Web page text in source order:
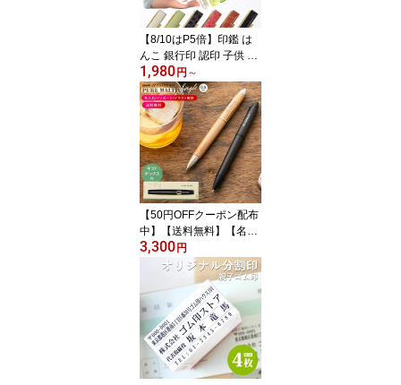
ト メッセージカ
【8/10はP5倍】印鑑 は
んこ 銀行印 認印 子供 こ
ども メモリアルグッズ
赤ちゃん 個人印鑑 かわ
いい 名入れ 会社印 上柘
印鑑 クロコ風ケース付 1
0.5〜18mm ハンコ いん
かん 就職祝い 女子 出産
祝い 印鑑セット 送料無
料 ギフト 祝い プレゼン
ト 女性 贈り物
1,980円 ～
【50円OFFクーポン配布
中】【送料無料】【名入
れ無料】三菱鉛筆 ピュア
モルト ジェットストリー
ムインサイド シングル 0.
5mm プレミアム 木製 ボ
ールペン ギフト プレゼ
ント メッセージカード対
応 卒業記念品 卒団記念
品 入学祝 就職祝 父の日
母の日
3,300円